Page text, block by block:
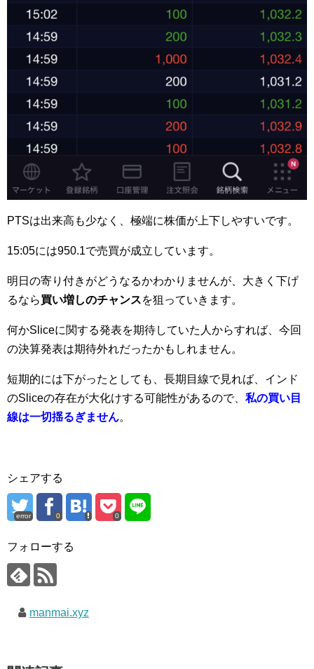
PTSは出来高も少なく、極端に株価が上下しやすいです。
15:05には950.1で売買が成立しています。
明日の寄り付きがどうなるかわかりませんが、大きく下げ
るなら買い増しのチャンスを狙っていきます。
何かSliceに関する発表を期待していた人からすれば、今回
の決算発表は期待外れだったかもしれません。
短期的には下がったとしても、長期目線で見れば、インド
のSliceの存在が大化けする可能性があるので、 私の買い目
線は一切揺るぎません。
シェアする
error 0 0
フォローする
manmai.xyz